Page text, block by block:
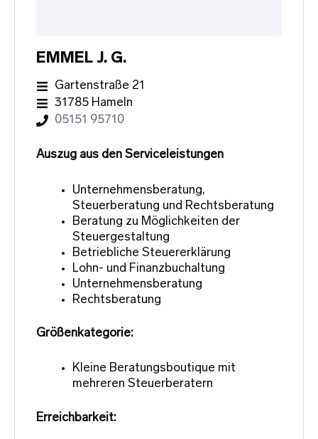
EMMEL J. G.
Gartenstraße 21
31785 Hameln
05151 95710
Auszug aus den Serviceleistungen
Unternehmensberatung,
Steuerberatung und Rechtsberatung
Beratung zu Möglichkeiten der
Steuergestaltung
Betriebliche Steuererklärung
Lohn- und Finanzbuchaltung
Unternehmensberatung
Rechtsberatung
Größenkategorie:
Kleine Beratungsboutique mit
mehreren Steuerberatern
Erreichbarkeit: